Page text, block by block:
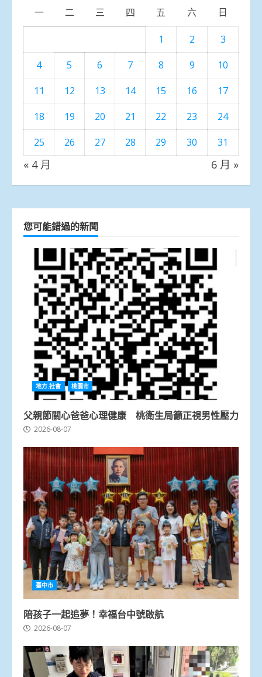
一 二 三 四 五 六 日
1 2
3
4
5 6 7 8 9
10
11
12 13 14 15 16
17
18
19 20 21 22 23
24
25
26 27 28 29 30 31
« 4 月 6 月 »
您可能錯過的新聞
地方.社會 桃園市
父親節關心爸爸心理健康 桃衛生局籲正視男性壓力
2026-08-07
臺中市
陪孩子一起追夢！幸福台中號啟航
2026-08-07